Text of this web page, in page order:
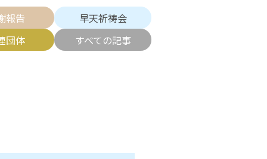
報告
早天祈祷会
団体
すべての記事